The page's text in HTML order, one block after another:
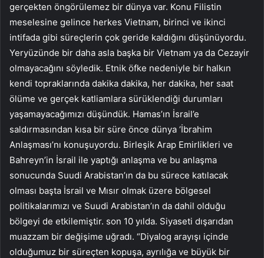
gerçekten öngörülemez bir dünya var. Konu Filistin
meselesine gelince herkes Vietnam, birinci ve ikinci
intifada gibi süreçlerin çok geride kaldığını düşünüyordu.
Yeryüzünde bir daha asla başka bir Vietnam ya da Cezayir
olmayacağını söyledik. Etnik öfke nedeniyle bir halkın
kendi topraklarında dakika dakika, her dakika, her saat
ölüme ve gerçek katliamlara sürüklendiği durumları
yaşamayacağımızı düşündük. Hamas’ın İsrail’e
saldırmasından kısa bir süre önce dünya ‘İbrahim
Anlaşması’nı konuşuyordu. Birleşik Arap Emirlikleri ve
Bahreyn’in İsrail ile yaptığı anlaşma ve bu anlaşma
sonucunda Suudi Arabistan’ın da bu sürece katılacak
olması başta İsrail ve Mısır olmak üzere bölgesel
politikalarımızı ve Suudi Arabistan’ın da dahil olduğu
bölgeyi de etkilemiştir. son 10 yılda. Siyaseti dışarıdan
muazzam bir değişime uğradı. “Diyalog arayışı içinde
olduğumuz bir süreçten kopuşa, ayrılığa ve büyük bir